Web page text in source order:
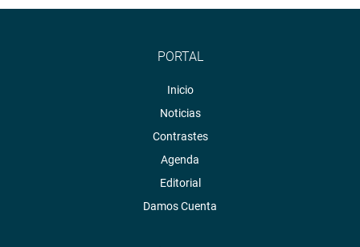
PORTAL
Inicio
Noticias
Contrastes
Agenda
Editorial
Damos Cuenta